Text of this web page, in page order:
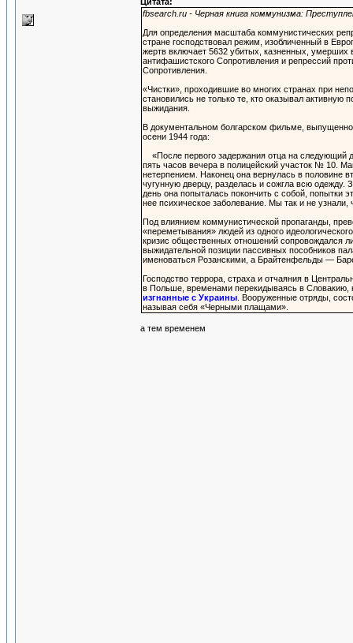
fbsearch.ru - Черная книга коммунизма:
Для определения масштаба коммунистических
стране господствовал режим, изобличенный в
жертв включает 5632 убитых, казненных, умерших
антифашистского Сопротивления и репрессий
Сопротивления.
«Чистки», проходившие во многих странах при
становились не только те, кто оказывал
выжидания.
В документальном болгарском фильме,
осени 1944 года:
«После первого задержания отца на следующий
пять часов вечера в полицейский участок № 10.
нетерпением. Наконец она вернулась в половине
чугунную дверцу, разделась и сожгла всю
день она попыталась покончить с собой, попытки
нее психическое заболевание. Мы так и не узнали,
Под влиянием коммунистической пропаганды,
«переметывания» людей из одного
кризис общественных отношений сопровождался
выжидательной позиции пассивных пособников
именоваться Розанскими, а Брайтенфельды —
Господство террора, страха и отчаяния в
в Польше, временами перекидываясь в Словакию,
изгнанные с Украины . Вооруженные отряды,
называя себя «Черными плащами».
а тем временем